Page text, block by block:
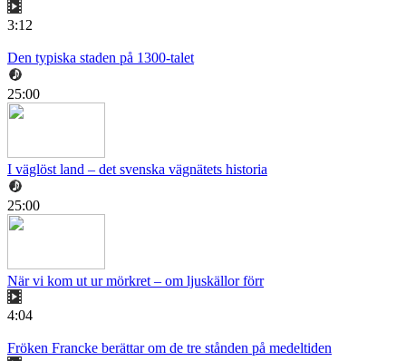
3:12
Den typiska staden på 1300-talet
25:00
I väglöst land – det svenska vägnätets historia
25:00
När vi kom ut ur mörkret – om ljuskällor förr
4:04
Fröken Francke berättar om de tre stånden på medeltiden